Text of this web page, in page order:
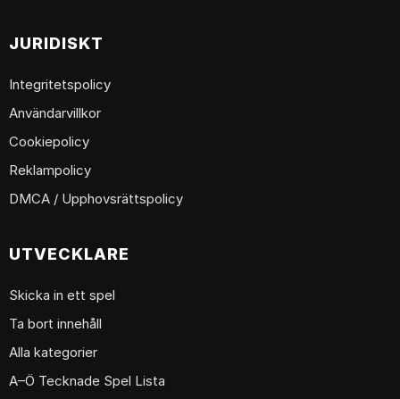
JURIDISKT
Integritetspolicy
Användarvillkor
Cookiepolicy
Reklampolicy
DMCA / Upphovsrättspolicy
UTVECKLARE
Skicka in ett spel
Ta bort innehåll
Alla kategorier
A–Ö Tecknade Spel Lista